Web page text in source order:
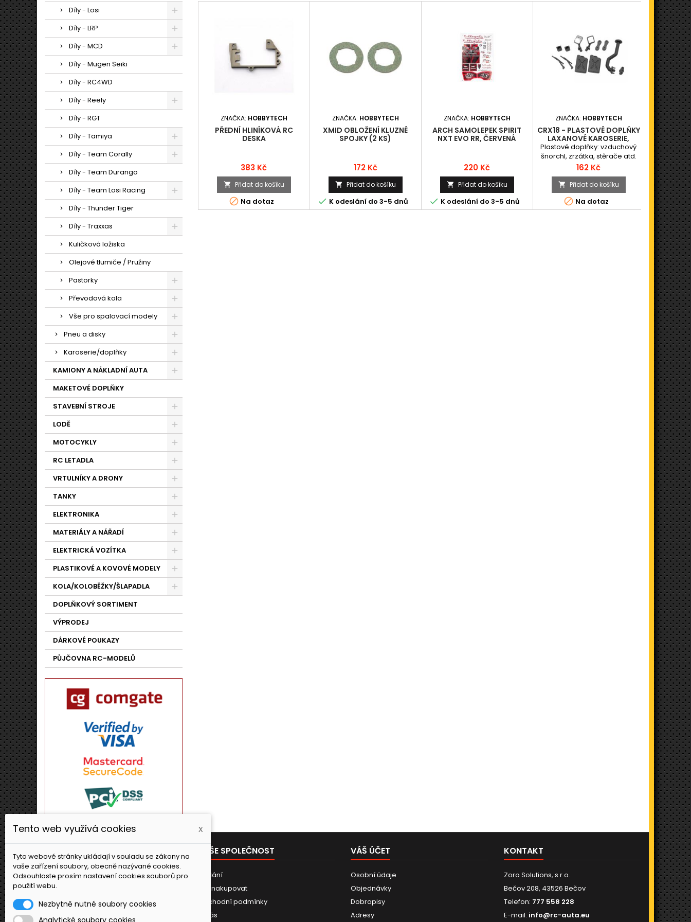
Díly - Losi
Díly - LRP
Díly - MCD
Díly - Mugen Seiki
Díly - RC4WD
Díly - Reely
Díly - RGT
Díly - Tamiya
Díly - Team Corally
Díly - Team Durango
Díly - Team Losi Racing
Díly - Thunder Tiger
Díly - Traxxas
Kuličková ložiska
Olejové tlumiče / Pružiny
Pastorky
Převodová kola
Vše pro spalovací modely
Pneu a disky
Karoserie/doplňky
KAMIONY A NÁKLADNÍ AUTA
MAKETOVÉ DOPLŇKY
STAVEBNÍ STROJE
LODĚ
MOTOCYKLY
RC LETADLA
VRTULNÍKY A DRONY
TANKY
ELEKTRONIKA
MATERIÁLY A NÁŘADÍ
ELEKTRICKÁ VOZÍTKA
PLASTIKOVÉ A KOVOVÉ MODELY
KOLA/KOLOBĚŽKY/ŠLAPADLA
DOPLŇKOVÝ SORTIMENT
VÝPRODEJ
DÁRKOVÉ POUKAZY
PŮJČOVNA RC-MODELŮ
ZNAČKA: HOBBYTECH
PŘEDNÍ HLINÍKOVÁ RC
DESKA
Cena
383 Kč
 Přidat do košíku
 Na dotaz
ZNAČKA: HOBBYTECH
XMID OBLOŽENÍ KLUZNÉ
SPOJKY (2 KS)
Cena
172 Kč
 Přidat do košíku
 K odeslání do 3-5 dnů
ZNAČKA: HOBBYTECH
ARCH SAMOLEPEK SPIRIT
NXT EVO RR, ČERVENÁ
Cena
220 Kč
 Přidat do košíku
 K odeslání do 3-5 dnů
ZNAČKA: HOBBYTECH
CRX18 - PLASTOVÉ DOPLŇKY
LAXANOVÉ KAROSERIE,
SADA
Plastové doplňky: vzduchový
šnorchl, zrzátka, stěrače atd.
Cena
162 Kč
 Přidat do košíku
 Na dotaz


PRODUKTY
Novinky
NAŠE SPOLEČNOST
Dodání
Jak nakupovat
Obchodní podmínky
O nás
VÁŠ ÚČET
Osobní údaje
Objednávky
Dobropisy
Adresy
KONTAKT
Zoro Solutions, s.r.o.
Bečov 208, 43526 Bečov
Telefon: 777 558 228
E-mail: info@rc-auta.eu
Tento web využívá cookies x
Tyto webové stránky ukládají v souladu se zákony na
vaše zařízení soubory, obecně nazývané cookies.
Odsouhlaste prosím nastavení cookies souborů pro
použití webu.
Nezbytně nutné soubory cookies
Analytické soubory cookies